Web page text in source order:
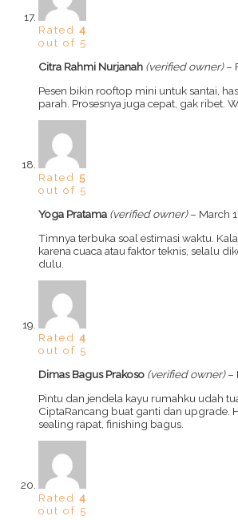
Rated 4
out of 5
Citra Rahmi Nurjanah (verified owner) –
Pesen bikin rooftop mini untuk santai,
parah. Prosesnya juga cepat, gak ribet.
Rated 5
out of 5
Yoga Pratama (verified owner) – March
Timnya terbuka soal estimasi waktu.
karena cuaca atau faktor teknis, selalu
dulu.
Rated 4
out of 5
Dimas Bagus Prakoso (verified owner) –
Pintu dan jendela kayu rumahku udah
CiptaRancang buat ganti dan upgrade.
sealing rapat, finishing bagus.
Rated 4
out of 5